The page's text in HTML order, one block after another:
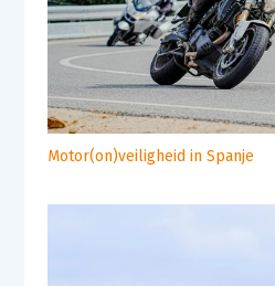
Motor(on)veiligheid in Spanje